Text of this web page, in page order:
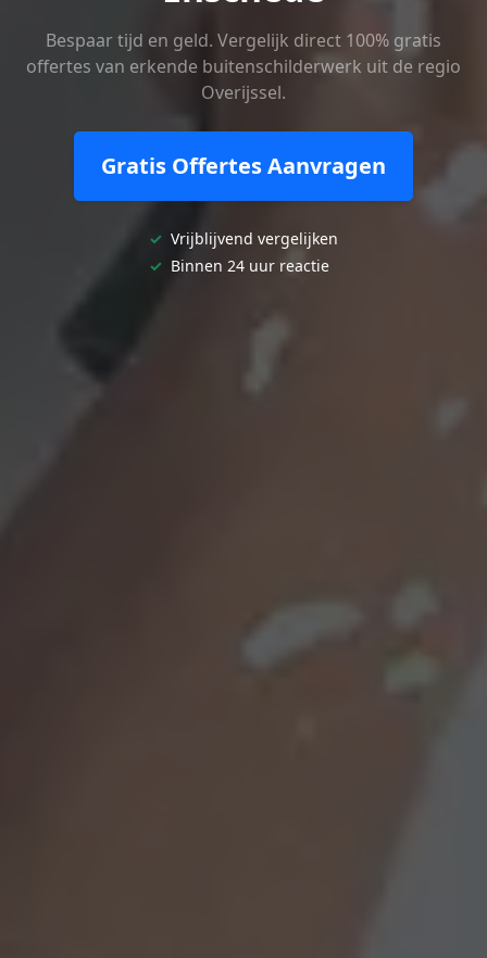
Bespaar tijd en geld. Vergelijk direct 100% gratis
offertes van erkende buitenschilderwerk uit de regio
Overijssel.
Gratis Offertes Aanvragen
✓ Vrijblijvend vergelijken
✓ Binnen 24 uur reactie